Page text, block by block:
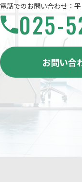
電話でのお問い合わせ：
025-
お問い合